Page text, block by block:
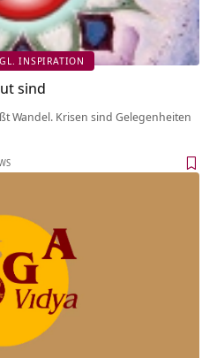
INSPIRATION
sind
Wandel. Krisen sind Gelegenheiten